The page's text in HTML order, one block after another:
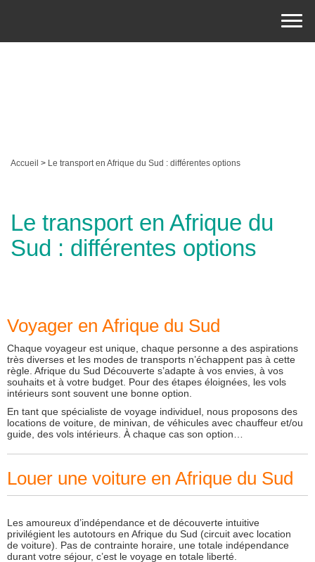
Accueil > Le transport en Afrique du Sud : différentes options
Le transport en Afrique du
Sud : différentes options
Voyager en Afrique du Sud
Chaque voyageur est unique, chaque personne a des aspirations
très diverses et les modes de transports n’échappent pas à cette
règle. Afrique du Sud Découverte s’adapte à vos envies, à vos
souhaits et à votre budget. Pour des étapes éloignées, les vols
intérieurs sont souvent une bonne option.
En tant que spécialiste de voyage individuel, nous proposons des
locations de voiture, de minivan, de véhicules avec chauffeur et/ou
guide, des vols intérieurs. À chaque cas son option…
Louer une voiture en Afrique du Sud
Les amoureux d’indépendance et de découverte intuitive
privilégient les autotours en Afrique du Sud (circuit avec location
de voiture). Pas de contrainte horaire, une totale indépendance
durant votre séjour, c’est le voyage en totale liberté.